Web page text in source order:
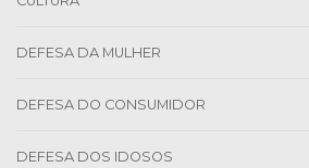
DEFESA DA MULHER
DEFESA DO CONSUMIDOR
DEFESA DOS IDOSOS